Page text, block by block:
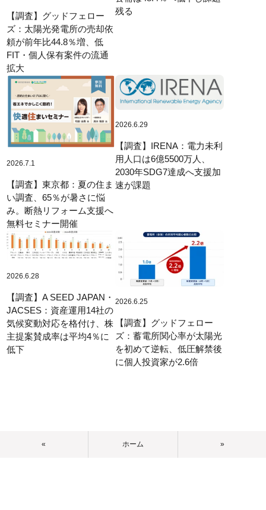
【調査】グッドフェロー
ズ：太陽光発電所の売却依
頼が前年比44.8％増、低
FIT・個人保有案件の流通
拡大
残る
2026.7.1
【調査】東京都：夏の住ま
い調査、65％が暑さに悩
み。断熱リフォーム支援へ
無料セミナー開催
2026.6.29
【調査】IRENA：電力未利
用人口は6億5500万人、
2030年SDG7達成へ支援加
速が課題
2026.6.28
【調査】A SEED JAPAN・
JACSES：資産運用14社の
気候変動対応を格付け、株
主提案賛成率は平均4％に
低下
2026.6.25
【調査】グッドフェロー
ズ：蓄電所関心率が太陽光
を初めて逆転、低圧解禁後
に個人投資家が2.6倍
ホーム
« »